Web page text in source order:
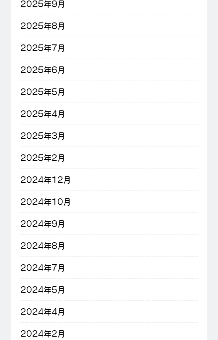
2025年9月
2025年8月
2025年7月
2025年6月
2025年5月
2025年4月
2025年3月
2025年2月
2024年12月
2024年10月
2024年9月
2024年8月
2024年7月
2024年5月
2024年4月
2024年2月